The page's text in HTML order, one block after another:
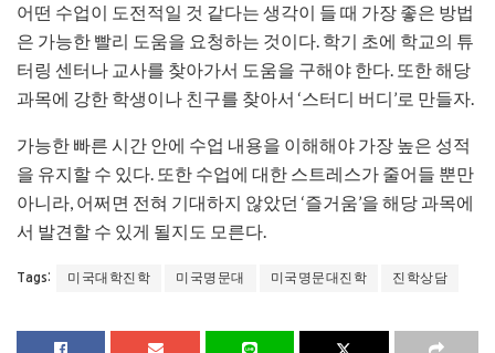
어떤 수업이 도전적일 것 같다는 생각이 들 때 가장 좋은 방법
은 가능한 빨리 도움을 요청하는 것이다. 학기 초에 학교의 튜
터링 센터나 교사를 찾아가서 도움을 구해야 한다. 또한 해당
과목에 강한 학생이나 친구를 찾아서 ‘스터디 버디’로 만들자.
가능한 빠른 시간 안에 수업 내용을 이해해야 가장 높은 성적
을 유지할 수 있다. 또한 수업에 대한 스트레스가 줄어들 뿐만
아니라, 어쩌면 전혀 기대하지 않았던 ‘즐거움’을 해당 과목에
서 발견할 수 있게 될지도 모른다.
Tags: 미국대학진학 미국명문대 미국명문대진학 진학상담